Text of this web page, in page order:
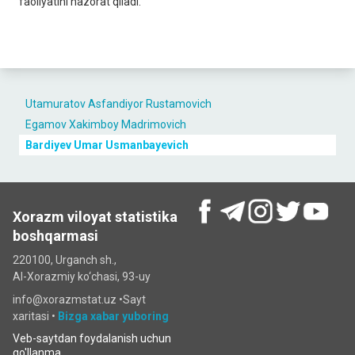
Utamuratov Asfandiyor Rustamovich
Egamov Xakimboy Madrimovich
Bardiyev Umar Usmanbayevich
Xorazm viloyat statistika
boshqarmasi
220100, Urganch sh.,
Al-Xorazmiy ko‘chаsi, 93-uy
info@xorazmstat.uz •Sayt
xaritasi • Bizga xabar yuboring
Veb-saytdan foydalanish uchun